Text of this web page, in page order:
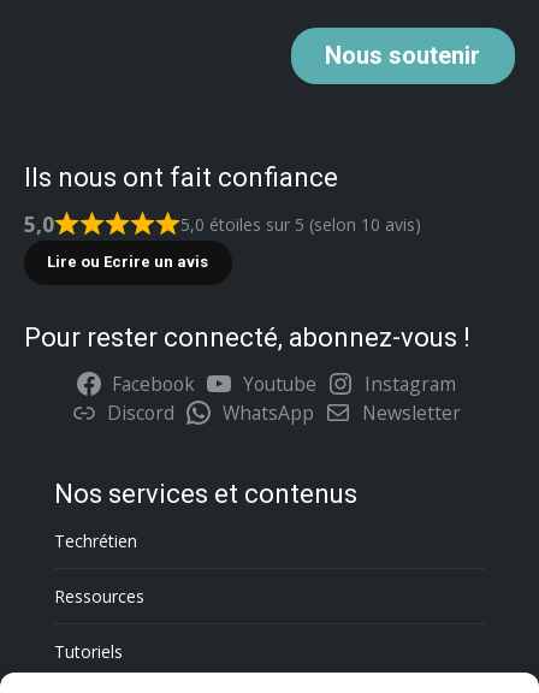
Noussoutenir
Ils nous ont fait confiance
5,0 5,0 étoiles sur 5 (selon 10 avis)
Lire ou Ecrire un avis
Pour rester connecté, abonnez-vous !
Facebook Youtube
Instagram
Discord
WhatsApp Newsletter
Nos services et contenus
Techrétien
Ressources
Tutoriels